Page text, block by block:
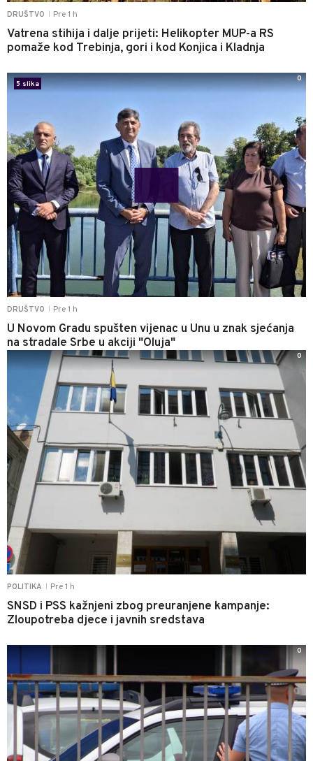
DRUŠTVO Pre 1 h
Vatrena stihija i dalje prijeti: Helikopter MUP-a RS
pomaže kod Trebinja, gori i kod Konjica i Kladnja
DRUŠTVO Pre 1 h
U Novom Gradu spušten vijenac u Unu u znak sjećanja
na stradale Srbe u akciji "Oluja"
5 slika
0
POLITIKA Pre 1 h
SNSD i PSS kažnjeni zbog preuranjene kampanje:
Zloupotreba djece i javnih sredstava
0
0